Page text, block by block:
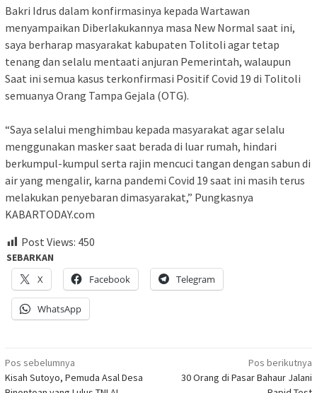
Bakri Idrus dalam konfirmasinya kepada Wartawan
menyampaikan Diberlakukannya masa New Normal saat ini,
saya berharap masyarakat kabupaten Tolitoli agar tetap
tenang dan selalu mentaati anjuran Pemerintah, walaupun
Saat ini semua kasus terkonfirmasi Positif Covid 19 di Tolitoli
semuanya Orang Tampa Gejala (OTG).
“Saya selalui menghimbau kepada masyarakat agar selalu
menggunakan masker saat berada di luar rumah, hindari
berkumpul-kumpul serta rajin mencuci tangan dengan sabun di
air yang mengalir, karna pandemi Covid 19 saat ini masih terus
melakukan penyebaran dimasyarakat,” Pungkasnya
KABARTODAY.com
Post Views: 450
SEBARKAN
X
Facebook Telegram
WhatsApp
Navigasi
pos
Pos sebelumnya
Kisah Sutoyo, Pemuda Asal Desa
Pos berikutnya
30 Orang di Pasar Bahaur Jalani